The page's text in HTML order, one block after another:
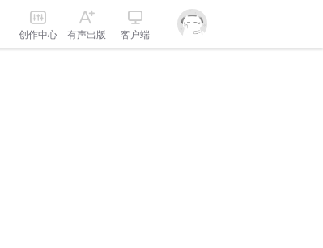
创作中心 有声出版 客户端